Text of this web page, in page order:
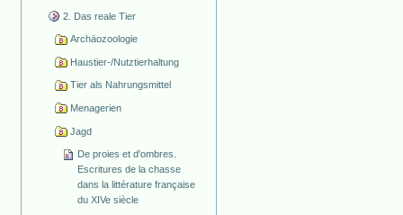
2. Das reale Tier
Archäozoologie
Haustier-/Nutztierhaltung
Tier als Nahrungsmittel
Menagerien
Jagd
De proies et d'ombres.
Escritures de la chasse
dans la littérature française
du XIVe siècle